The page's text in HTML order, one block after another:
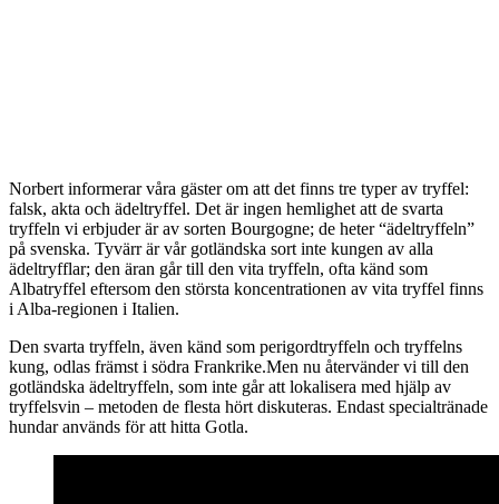
Norbert informerar våra gäster om att det finns tre typer av tryffel:
falsk, akta och ädeltryffel. Det är ingen hemlighet att de svarta
tryffeln vi erbjuder är av sorten Bourgogne; de heter “ädeltryffeln”
på svenska. Tyvärr är vår gotländska sort inte kungen av alla
ädeltryfflar; den äran går till den vita tryffeln, ofta känd som
Albatryffel eftersom den största koncentrationen av vita tryffel finns
i Alba-regionen i Italien.
Den svarta tryffeln, även känd som perigordtryffeln och tryffelns
kung, odlas främst i södra Frankrike.Men nu återvänder vi till den
gotländska ädeltryffeln, som inte går att lokalisera med hjälp av
tryffelsvin – metoden de flesta hört diskuteras. Endast specialtränade
hundar används för att hitta Gotla.